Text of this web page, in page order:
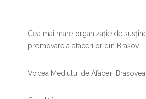
Cea mai mare organizație de
promovare a afacerilor din Brașov.
Vocea Mediului de Afaceri